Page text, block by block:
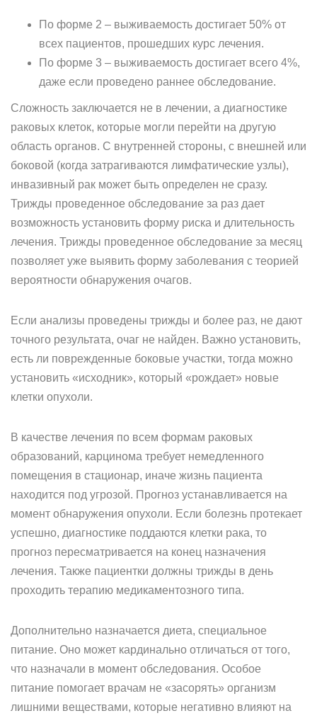
По форме 2 – выживаемость достигает 50% от
всех пациентов, прошедших курс лечения.
По форме 3 – выживаемость достигает всего 4%,
даже если проведено раннее обследование.
Сложность заключается не в лечении, а диагностике
раковых клеток, которые могли перейти на другую
область органов. С внутренней стороны, с внешней или
боковой (когда затрагиваются лимфатические узлы),
инвазивный рак может быть определен не сразу.
Трижды проведенное обследование за раз дает
возможность установить форму риска и длительность
лечения. Трижды проведенное обследование за месяц
позволяет уже выявить форму заболевания с теорией
вероятности обнаружения очагов.
Если анализы проведены трижды и более раз, не дают
точного результата, очаг не найден. Важно установить,
есть ли поврежденные боковые участки, тогда можно
установить «исходник», который «рождает» новые
клетки опухоли.
В качестве лечения по всем формам раковых
образований, карцинома требует немедленного
помещения в стационар, иначе жизнь пациента
находится под угрозой. Прогноз устанавливается на
момент обнаружения опухоли. Если болезнь протекает
успешно, диагностике поддаются клетки рака, то
прогноз пересматривается на конец назначения
лечения. Также пациентки должны трижды в день
проходить терапию медикаментозного типа.
Дополнительно назначается диета, специальное
питание. Оно может кардинально отличаться от того,
что назначали в момент обследования. Особое
питание помогает врачам не «засорять» организм
лишними веществами, которые негативно влияют на